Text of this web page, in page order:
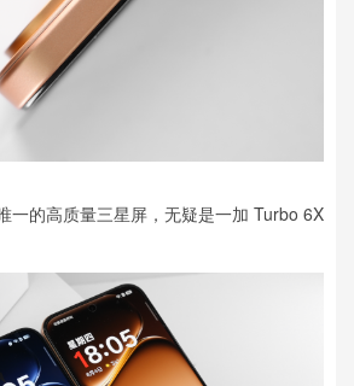
一的高质量三星屏，无疑是一加 Turbo 6X